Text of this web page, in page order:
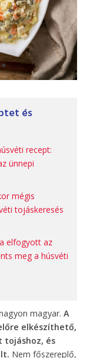
és
recept:
ünnepi
mégis
tojáskeresés
elfogyott az
meg a húsvéti
magyar. A
elkészíthető,
tojáshoz, és
Nem főszereplő,